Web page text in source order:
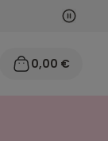
0,00 €